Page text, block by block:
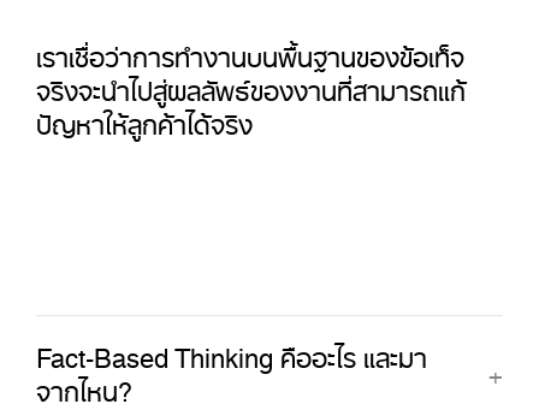
เราเชื่อว่าการทำงานบนพื้นฐานของข้อเท็จ
จริงจะนำไปสู่ผลลัพธ์ของงานที่สามารถแก้
ปัญหาให้ลูกค้าได้จริง
Fact-Based Thinking คืออะไร และมา
จากไหน?